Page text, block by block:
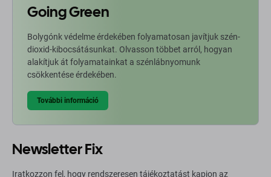
Going Green
Bolygónk védelme érdekében folyamatosan javítjuk szén-
dioxid-kibocsátásunkat. Olvasson többet arról, hogyan
alakítjuk át folyamatainkat a szénlábnyomunk
csökkentése érdekében.
További információ
Newsletter Fix
Iratkozzon fel, hogy rendszeresen tájékoztatást kapjon az